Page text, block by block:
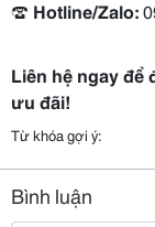
☎️ Hotline/Zalo:
Liên hệ ngay để
ưu đãi!
Từ khóa gợi ý:
Bình luận